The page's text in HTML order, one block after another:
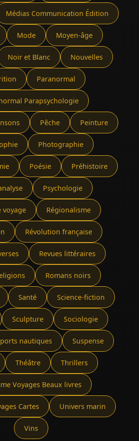
Médias Communication Édition
Mode Moyen-âge
Noir et Blanc Nouvelles
Paranormal
Parapsychologie
Pêche Peinture
Photographie
Poésie Préhistoire
Psychologie
voyage Régionalisme
Révolution française
Revues littéraires
Romans noirs
Santé Science-fiction
Sculpture Sociologie
nautiques Suspense
Théâtre Thrillers
Voyages Beaux livres
Cartes Univers marin
Vins